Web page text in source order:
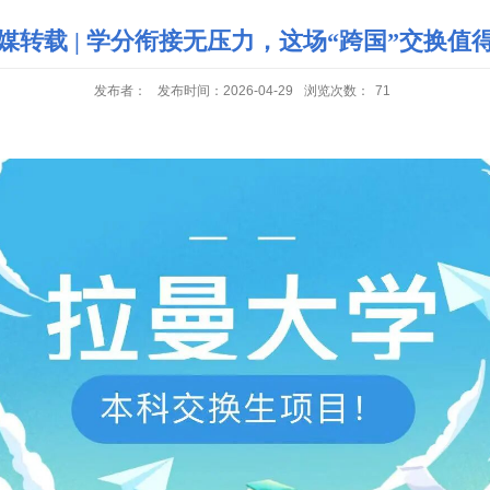
转载 | 学分衔接无压力，这场“跨国”交换值
发布者： 发布时间：2026-04-29 浏览次数： 71